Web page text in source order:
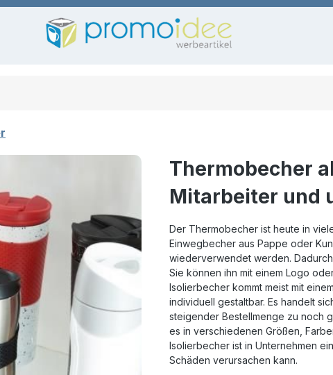
Thermobecher
Mitarbeiter und
Der Thermobecher ist heute in
Einwegbecher aus Pappe oder
wiederverwendet werden.
Sie können ihn mit einem Logo
Isolierbecher kommt meist mit
individuell gestaltbar. Es handelt
steigender Bestellmenge zu noch
es in verschiedenen Größen,
Isolierbecher ist in Unternehmen
Schäden verursachen kann.